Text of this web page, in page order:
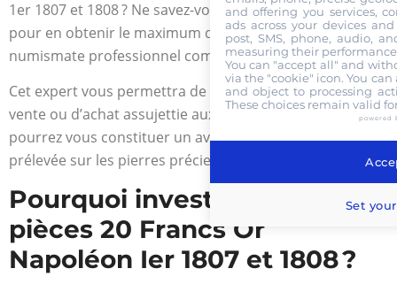
1er 1807 et 1808 ? Ne savez-vous pas à qui vous adresser
pour en obtenir le maximum de profit ? Faites appel à
numismate professionnel comme Gold Or Cash.
Cet expert vous permettra de réaliser une opération de
vente ou d’achat assujettie aux lois de Belgique. Vous
pourrez vous constituer un avoir sans craindre la taxe
prélevée sur les pierres précieuses en France.
Pourquoi investir dans les
pièces 20 Francs Or
Napoléon Ier 1807 et 1808 ?
and offering you services,
ads across your devices
post, SMS, phone, audio,
measuring their
You can "accept all" and
via the "cookie" icon. You
and object to processing
These choices remain valid
powered
Set